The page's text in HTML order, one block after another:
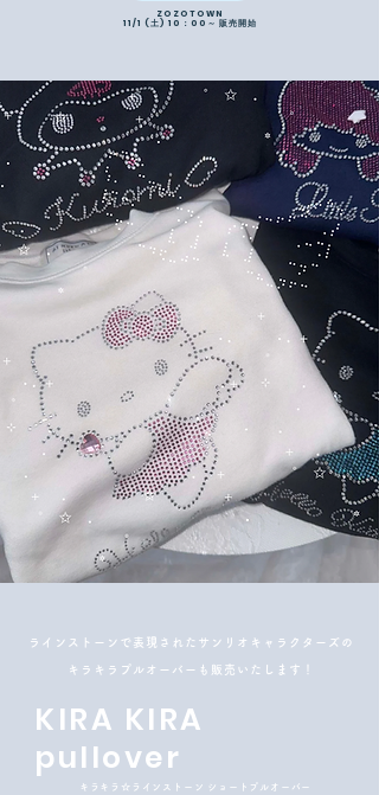
ZOZOTOWN
11/1 (土) 10：00～ 販売開始
ラインストーンで表現されたサンリオキャラクターズの
キラキラプルオーバーも​販売いたします！
KIRA KIRA
pullover
​キラキラ☆ラインストーン ショートプルオーバー